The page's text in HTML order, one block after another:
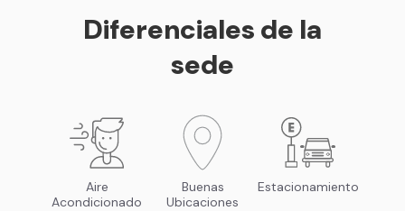
Diferenciales de la
sede
Aire
Acondicionado
Buenas
Ubicaciones
Estacionamiento